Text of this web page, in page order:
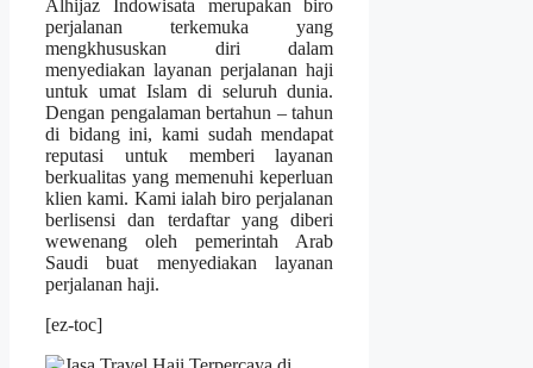
Alhijaz Indowisata merupakan biro
perjalanan terkemuka yang
mengkhususkan diri dalam
menyediakan layanan perjalanan haji
untuk umat Islam di seluruh dunia.
Dengan pengalaman bertahun – tahun
di bidang ini, kami sudah mendapat
reputasi untuk memberi layanan
berkualitas yang memenuhi keperluan
klien kami. Kami ialah biro perjalanan
berlisensi dan terdaftar yang diberi
wewenang oleh pemerintah Arab
Saudi buat menyediakan layanan
perjalanan haji.
[ez-toc]